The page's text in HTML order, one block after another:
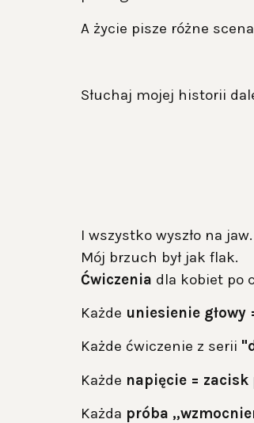
A życie pisze różne
Słuchaj mojej historii
I wszystko wyszło na jaw.
Mój brzuch był jak flak.
Ćwiczenia dla kobiet po
Każde uniesienie głowy
Każde ćwiczenie z serii
Każde napięcie =
Każda próba